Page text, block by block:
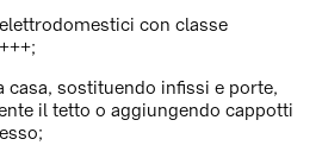
con classe
casa, sostituendo infissi e porte,
il tetto o aggiungendo cappotti